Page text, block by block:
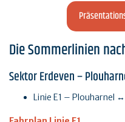
Die Sommerlinien
Sektor Erdeven –
Linie E1 – Plouharnel